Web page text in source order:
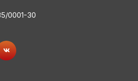
0001-30